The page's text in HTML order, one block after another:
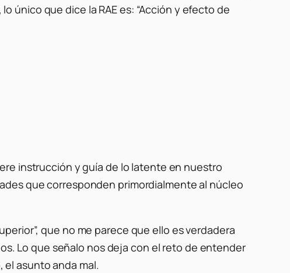
único que dice la RAE es: “Acción y efecto de
instrucción y guía de lo latente en nuestro
que corresponden primordialmente al núcleo
que no me parece que ello es verdadera
Lo que señalo nos deja con el reto de entender
asunto anda mal.